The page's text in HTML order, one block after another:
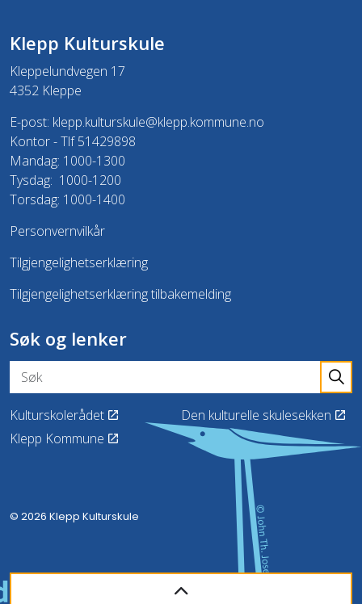
Klepp Kulturskule
Kleppelundvegen 17
4352 Kleppe
E-post: klepp.kulturskule@klepp.kommune.no
Kontor - Tlf 51429898
Mandag: 1000-1300
Tysdag: 1000-1200
Torsdag: 1000-1400
Personvernvilkår
Tilgjengelighetserklæring
Tilgjengelighetserklæring tilbakemelding
Søk og lenker
Kulturskolerådet
Den kulturelle skulesekken
Klepp Kommune
© 2026 Klepp Kulturskule